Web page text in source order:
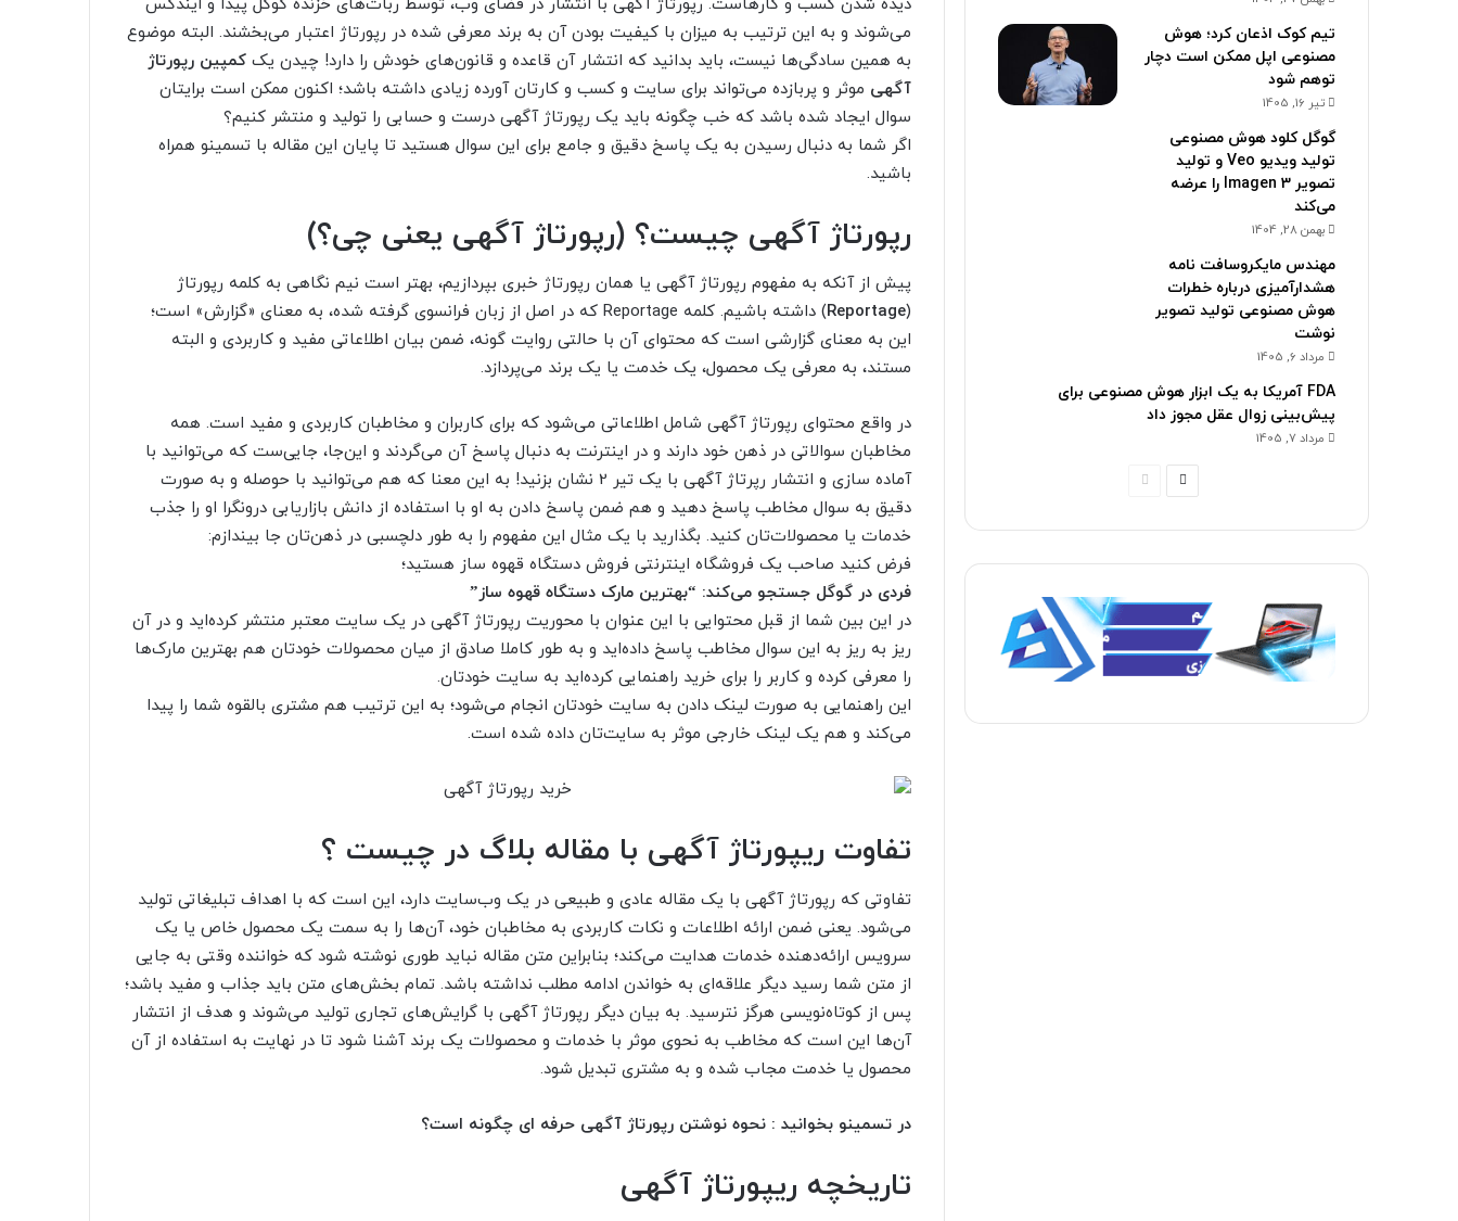
دیده شدن کسب و کارهاست. رپورتاژ آگهی با انتشار در فضای وب، توسط ربات‌های خزنده گوگل پیدا و ایندکس
می‌شوند و به این ترتیب به میزان با کیفیت بودن آن به برند معرفی شده در رپورتاژ اعتبار می‌بخشند. البته موضوع
به همین سادگی‌ها نیست، باید بدانید که انتشار آن قاعده و قانون‌های خودش را دارد! چیدن یککمپین رپورتاژ
آگهی موثر و پربازده می‌تواند برای سایت و کسب و کارتان آورده زیادی داشته باشد؛ اکنون ممکن است برایتان
سوال ایجاد شده باشد که خب چگونه باید یک رپورتاژ آگهی درست و حسابی را تولید و منتشر کنیم؟
اگر شما به دنبال رسیدن به یک پاسخ دقیق و جامع برای این سوال هستید تا پایان این مقاله با تسمینو همراه
باشید.
رپورتاژ آگهی چیست؟ (رپورتاژ آگهی یعنی چی؟)
پیش از آنکه به مفهوم رپورتاژ آگهی یا همان رپورتاژ خبری بپردازیم، بهتر است نیم نگاهی به کلمه رپورتاژ
(
Reportage
) داشته باشیم. کلمه Reportage که در اصل از زبان فرانسوی گرفته شده، به معنای «گزارش» است؛
این به معنای گزارشی است که محتوای آن با حالتی روایت گونه، ضمن بیان اطلاعاتی مفید و کاربردی و البته
مستند، به معرفی یک محصول، یک خدمت یا یک برند می‌پردازد.
در واقع محتوای رپورتاژ آگهی شامل اطلاعاتی می‌شود که برای کاربران و مخاطبان کاربردی و مفید است. همه
مخاطبان سوالاتی در ذهن خود دارند و در اینترنت به دنبال پاسخ آن می‌گردند و این‌جا، جایی‌ست که می‌توانید با
آماده سازی و انتشار رپرتاژ آگهی با یک تیر 2 نشان بزنید! به این معنا که هم می‌توانید با حوصله و به صورت
دقیق به سوال مخاطب پاسخ دهید و هم ضمن پاسخ دادن به او با استفاده از دانش بازاریابی درونگرا او را جذب
خدمات یا محصولات‌تان کنید. بگذارید با یک مثال این مفهوم را به طور دلچسبی در ذهن‌تان جا بیندازم:
فرض کنید صاحب یک فروشگاه اینترنتی فروش دستگاه قهوه ساز هستید؛
فردی در گوگل جستجو می‌کند: “بهترین مارک دستگاه قهوه ساز”
در این بین شما از قبل محتوایی با این عنوان با محوریت رپورتاژ آگهی در یک سایت معتبر منتشر کرده‌اید و در آن
ریز به ریز به این سوال مخاطب پاسخ داده‌اید و به طور کاملا صادق از میان محصولات خودتان هم بهترین مارک‌ها
را معرفی کرده و کاربر را برای خرید راهنمایی کرده‌اید به سایت خودتان.
این راهنمایی به صورت لینک دادن به سایت خودتان انجام می‌شود؛ به این ترتیب هم مشتری بالقوه شما را پیدا
می‌کند و هم یک لینک خارجی موثر به سایت‌تان داده شده است.
تفاوت ریپورتاژ آگهی با مقاله بلاگ در چیست ؟
تفاوتی که رپورتاژ آگهی با یک مقاله عادی و طبیعی در یک وب‌سایت دارد، این است که با اهداف تبلیغاتی تولید
می‌شود. یعنی ضمن ارائه اطلاعات و نکات کاربردی به مخاطبان خود، آن‌ها را به سمت یک محصول خاص یا یک
سرویس ارائه‌دهنده خدمات هدایت می‌کند؛ بنابراین متن مقاله نباید طوری نوشته شود که خواننده وقتی به جایی
از متن شما رسید دیگر علاقه‌ای به خواندن ادامه مطلب نداشته باشد. تمام بخش‌های متن باید جذاب و مفید باشد؛
پس از کوتاه‌نویسی هرگز نترسید. به بیان دیگر رپورتاژ‌ آگهی‌ با گرایش‌های تجاری تولید می‌شوند و هدف از انتشار
آن‌ها این است که مخاطب به نحوی موثر با خدمات و محصولات یک برند آشنا شود تا در نهایت به استفاده از آن
محصول یا خدمت مجاب شده و به مشتری تبدیل شود.
در تسمینو بخوانید : نحوه نوشتن رپورتاژ آگهی حرفه ای چگونه است؟
تاریخچه ریپورتاژ آگهی
تیم کوک اذعان کرد؛ هوش
مصنوعی اپل ممکن است دچار
توهم شود
تیر 16, 1405
گوگل کلود هوش مصنوعی
تولید ویدیو Veo و تولید
تصویر Imagen 3 را عرضه
می‌کند
بهمن 28, 1404
مهندس مایکروسافت نامه
هشدارآمیزی درباره خطرات
هوش مصنوعی تولید تصویر
نوشت
مرداد 6, 1405
FDA آمریکا به یک ابزار هوش مصنوعی برای
پیش‌بینی زوال عقل مجوز داد
مرداد 7, 1405
ق
ب
ب
ع